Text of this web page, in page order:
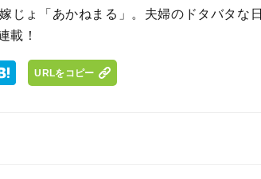
じょ「あかねまる」。夫婦のドタバタな日
載！
URLをコピー